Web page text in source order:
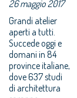
26 maggio 2017
Grandi atelier
aperti a tutti.
Succede oggi e
domani in 84
province italiane,
dove 637 studi
di architettura